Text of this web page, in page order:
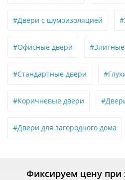
#Двери с шумоизоляцией
#Офисные двери
#Стандартные двери
#Коричневые двери
#Двери для загородного дома
Фиксируем цену при